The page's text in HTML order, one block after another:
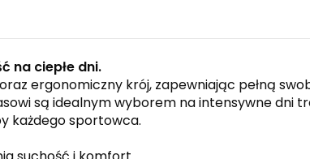
na ciepłe dni.
ergonomiczny krój, zapewniając pełną
są idealnym wyborem na intensywne dni
każdego sportowca.